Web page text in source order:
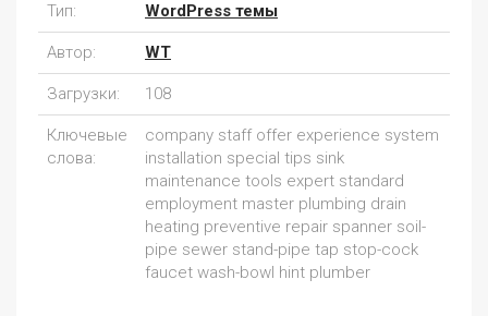
Тип: WordPress темы
Автор: WT
Загрузки: 108
Ключевые
слова:
company staff offer experience system
installation special tips sink
maintenance tools expert standard
employment master plumbing drain
heating preventive repair spanner soil-
pipe sewer stand-pipe tap stop-cock
faucet wash-bowl hint plumber